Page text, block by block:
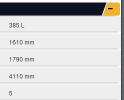
385 L
1610 mm
1790 mm
4110 mm
5